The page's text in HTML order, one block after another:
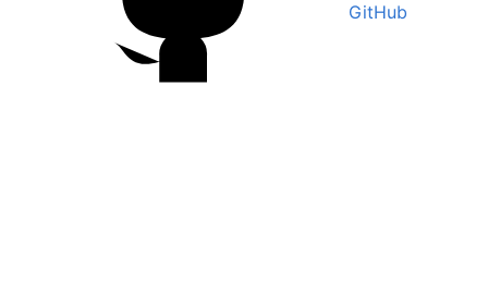
GitHub